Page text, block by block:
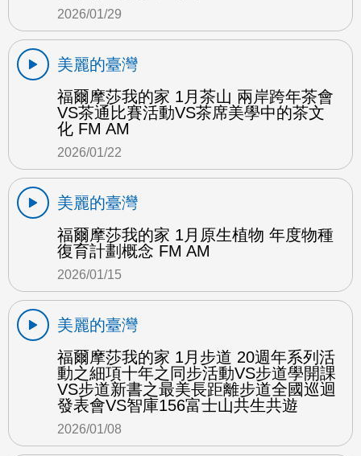
2026/01/29
美麗的臺灣
福爾摩莎我的家 1月茶山 兩岸跨年茶會
VS茶通比賽活動VS茶席美學中的茶文
化 FM AM
2026/01/22
美麗的臺灣
福爾摩莎我的家 1月原生植物 年度物種
復育計劃概念 FM AM
2026/01/15
美麗的臺灣
福爾摩莎我的家 1月步道 20週年系列活
動之細項十年之同步活動VS步道學開課
VS步道新書之最美長距離步道全國巡迴
發表會VS智庫156富士山共生共遊
2026/01/08